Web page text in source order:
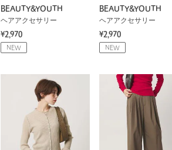
BEAUTY&YOUTH
ヘアアクセサリー
¥2,970
NEW
BEAUTY&YOUTH
ヘアアクセサリー
¥2,970
NEW